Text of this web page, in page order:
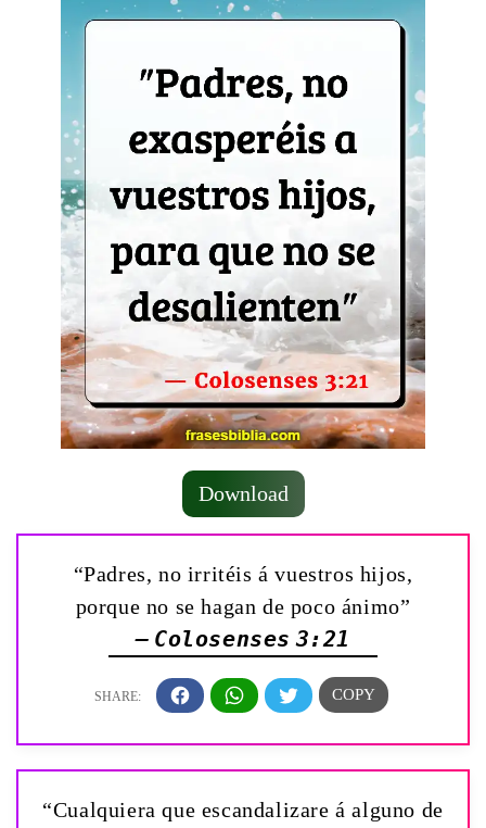
Download
“Padres, no irritéis á vuestros hijos,
porque no se hagan de poco ánimo”
— Colosenses 3:21
“Cualquiera que escandalizare á alguno de